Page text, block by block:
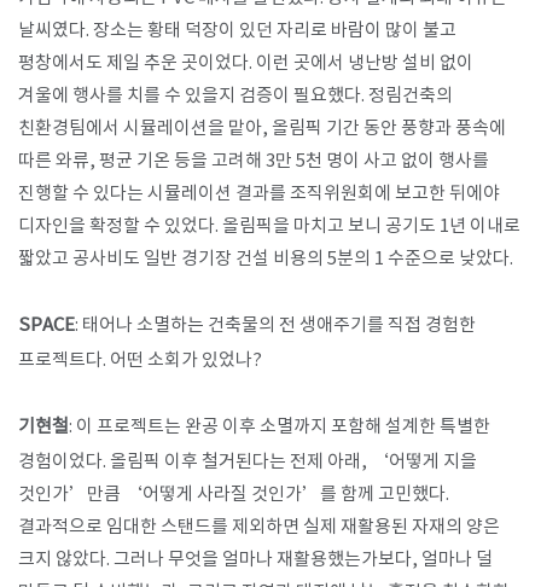
날씨였다. 장소는 황태 덕장이 있던 자리로 바람이 많이 불고
평창에서도 제일 추운 곳이었다. 이런 곳에서 냉난방 설비 없이
겨울에 행사를 치를 수 있을지 검증이 필요했다. 정림건축의
친환경팀에서 시뮬레이션을 맡아, 올림픽 기간 동안 풍향과 풍속에
따른 와류, 평균 기온 등을 고려해 3만 5천 명이 사고 없이 행사를
진행할 수 있다는 시뮬레이션 결과를 조직위원회에 보고한 뒤에야
디자인을 확정할 수 있었다. 올림픽을 마치고 보니 공기도 1년 이내로
짧았고 공사비도 일반 경기장 건설 비용의 5분의 1 수준으로 낮았다.
SPACE: 태어나 소멸하는 건축물의 전 생애주기를 직접 경험한
프로젝트다. 어떤 소회가 있었나?
기현철: 이 프로젝트는 완공 이후 소멸까지 포함해 설계한 특별한
경험이었다. 올림픽 이후 철거된다는 전제 아래, ‘어떻게 지을
것인가’만큼 ‘어떻게 사라질 것인가’를 함께 고민했다.
결과적으로 임대한 스탠드를 제외하면 실제 재활용된 자재의 양은
크지 않았다. 그러나 무엇을 얼마나 재활용했는가보다, 얼마나 덜